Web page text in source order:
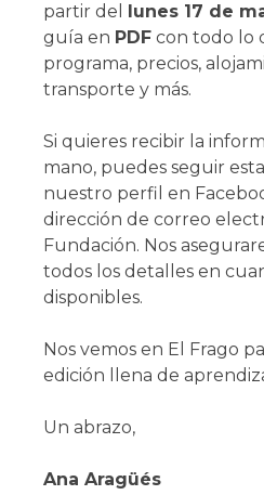
partir del lunes 17 de
guía en PDF con todo lo
programa, precios,
transporte y más.
Si quieres recibir la
mano, puedes seguir
nuestro perfil en
dirección de correo
Fundación. Nos
todos los detalles en
disponibles.
Nos vemos en El Frago
edición llena de
Un abrazo,
Ana Aragüés